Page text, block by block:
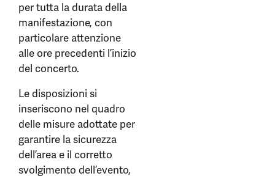
per tutta la durata della
manifestazione, con
particolare attenzione
alle ore precedenti l’inizio
del concerto.
Le disposizioni si
inseriscono nel quadro
delle misure adottate per
garantire la sicurezza
dell’area e il corretto
svolgimento dell’evento,